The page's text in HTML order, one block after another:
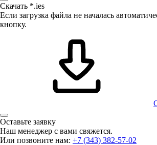
Скачать *.ies
Если загрузка файла не началась
кнопку.
Оставьте заявку
Наш менеджер с вами свяжется.
Или позвоните нам: +7 (343) 382-57-02